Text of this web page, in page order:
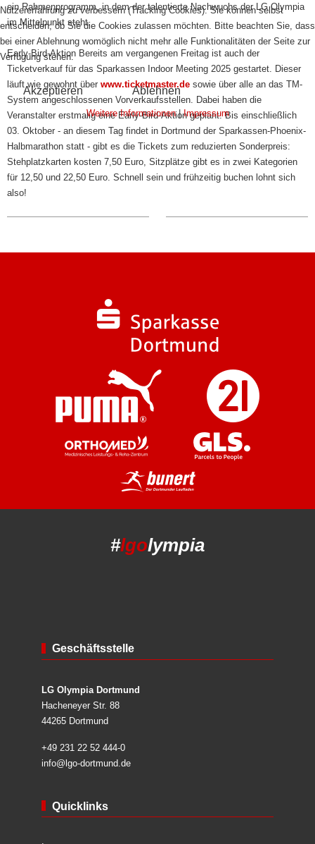
ein Rahmenprogramm, in dem der talentierte Nachwuchs der LG Olympia
im Mittelpunkt steht.
Early-Bird-Aktion Bereits am vergangenen Freitag ist auch der
Ticketverkauf für das Sparkassen Indoor Meeting 2025 gestartet. Dieser
läuft wie gewohnt über www.ticketmaster.de sowie über alle an das TM-
System angeschlossenen Vorverkaufsstellen. Dabei haben die
Veranstalter erstmalig eine Early-Bird-Aktion geplant: Bis einschließlich
03. Oktober - an diesem Tag findet in Dortmund der Sparkassen-Phoenix-
Halbmarathon statt - gibt es die Tickets zum reduzierten Sonderpreis:
Stehplatzkarten kosten 7,50 Euro, Sitzplätze gibt es in zwei Kategorien
für 12,50 und 22,50 Euro. Schnell sein und frühzeitig buchen lohnt sich
also!
#lgolympia
Geschäftsstelle
LG Olympia Dortmund
Hacheneyer Str. 88
44265 Dortmund
+49 231 22 52 444-0
info@lgo-dortmund.de
Quicklinks
Nutzererfahrung zu verbessern (Tracking Cookies). Sie können selbst
entscheiden, ob Sie die Cookies zulassen möchten. Bitte beachten Sie, dass
bei einer Ablehnung womöglich nicht mehr alle Funktionalitäten der Seite zur
Verfügung stehen.
Akzeptieren Ablehnen
Weitere Informationen|Impressum